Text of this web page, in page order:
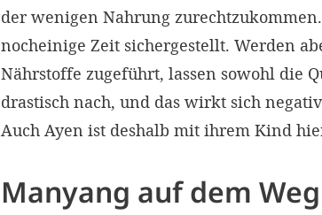
der wenigen Nahrung
nocheinige Zeit sichergestellt. Werden
Nährstoffe zugeführt, lassen sowohl die
drastisch nach, und das wirkt sich
Auch Ayen ist deshalb mit ihrem Kind
Manyang auf dem